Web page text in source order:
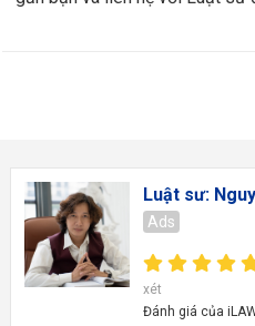
Luật sư:
Ads
xét
Đánh giá của